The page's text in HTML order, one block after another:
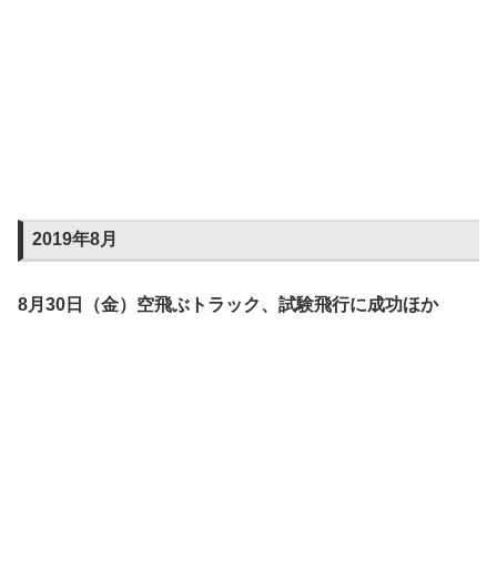
2019年8月
8月30日（金）空飛ぶトラック、試験飛行に成功ほか